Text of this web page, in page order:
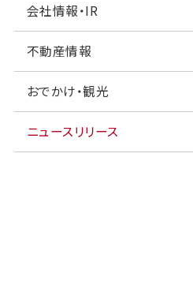
会社情報・IR
不動産情報
おでかけ・観光
ニュースリリース